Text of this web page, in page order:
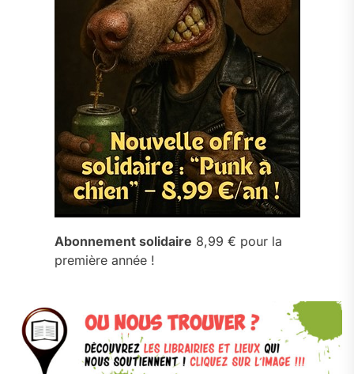
Abonnement solidaire 8,99 € pour la
première année !